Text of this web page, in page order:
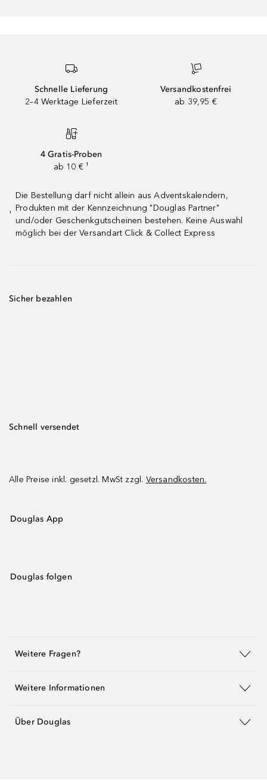
Schnelle Lieferung
2–4 Werktage Lieferzeit
Versandkostenfrei
ab 39,95 €
4 Gratis-Proben
ab 10 € ¹
¹
Die Bestellung darf nicht allein aus Adventskalendern,
Produkten mit der Kennzeichnung "Douglas Partner"
und/oder Geschenkgutscheinen bestehen. Keine Auswahl
möglich bei der Versandart Click & Collect Express
Sicher bezahlen
Schnell versendet
Alle Preise inkl. gesetzl. MwSt zzgl. Versandkosten.
Douglas App
Douglas folgen
Weitere Fragen?
Weitere Informationen
Über Douglas